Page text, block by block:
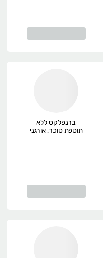
ברנפלקס ללא
תוספת סוכר, אורגני